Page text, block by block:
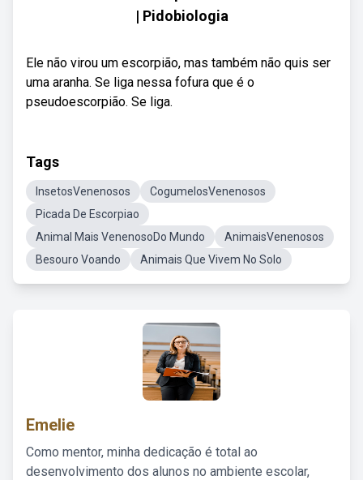
| Pidobiologia
Ele não virou um escorpião, mas também não quis ser
uma aranha. Se liga nessa fofura que é o
pseudoescorpião. Se liga.
Tags
InsetosVenenosos
CogumelosVenenosos
Picada De Escorpiao
Animal Mais VenenosoDo Mundo
AnimaisVenenosos
Besouro Voando
Animais Que Vivem No Solo
Emelie
Como mentor, minha dedicação é total ao
desenvolvimento dos alunos no ambiente escolar,